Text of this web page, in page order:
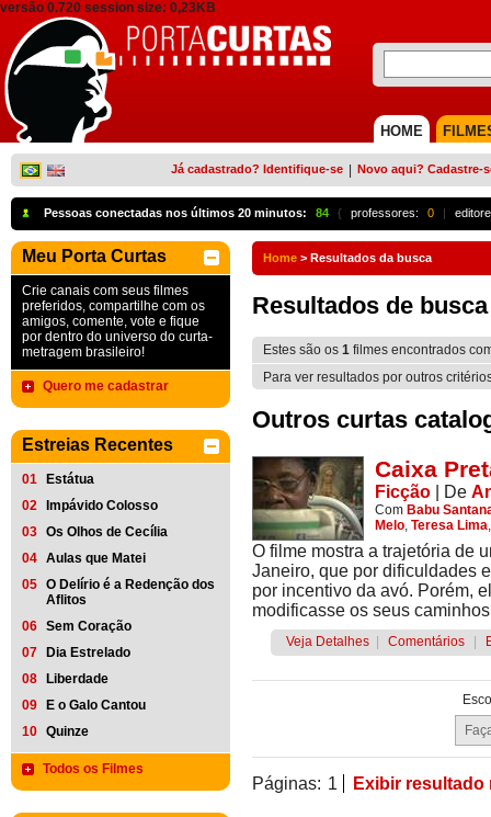
versão 0.720 session size: 0,23KB
HOME
Já cadastrado? Identifique-se Novo aqui? Cadastre-
Pessoas conectadas nos últimos 20 minutos: 84 { professores: 0 |
Meu Porta Curtas
Crie canais com seus filmes
preferidos, compartilhe com os
amigos, comente, vote e fique
por dentro do universo do curta-
metragem brasileiro!
Quero me cadastrar
Estreias Recentes
01
Estátua
02
Impávido Colosso
03 Os Olhos de Cecília
04 Aulas que Matei
05 O Delírio é a Redenção dos
Aflitos
06 Sem Coração
07
Dia Estrelado
08
Liberdade
09
E o Galo Cantou
10 Quinze
Todos os Filmes
Home > Resultados da busca
Resultados de busca
Estes são os 1 filmes encontrados
Para ver resultados por outros
Outros curtas
Caixa
Ficção De
Com Babu
Melo, Teresa Lima
O filme mostra a trajetória de
Janeiro, que por dificuldades
por incentivo da avó. Porém,
modificasse os seus
Veja Detalhes Comentários
Páginas: 1 Exibir resultado